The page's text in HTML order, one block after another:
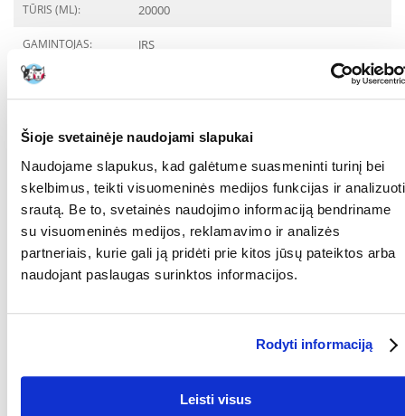
Šioje svetainėje naudojami slapukai
Naudojame slapukus, kad galėtume suasmeninti turinį bei
skelbimus, teikti visuomeninės medijos funkcijas ir analizuoti
srautą. Be to, svetainės naudojimo informaciją bendriname
su visuomeninės medijos, reklamavimo ir analizės
partneriais, kurie gali ją pridėti prie kitos jūsų pateiktos arba
naudojant paslaugas surinktos informacijos.
Rodyti informaciją
Leisti visus
TŪRIS (ML): 20000
GAMINTOJAS: JRS
Kokios yra prekių vertinimo taisyklės?
Patikrinę atsiliepimus, paskelbsime ir teigiamus, ir neigiamus
atsiliepimus.
Atsiliepimai
PARAŠYTI ATSILIEPIMĄ
Joanna išdavimo data 2021/03/25
Jis pasklinda po butą. Tačiau labai gerai sugeria. 2 katėms
išdavimo data 2020/09/14